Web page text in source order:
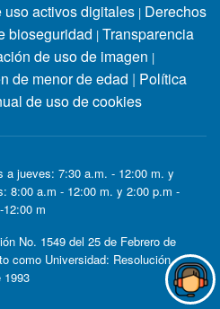
activos digitales | Derechos
bioseguridad | Transparencia
de uso de imagen |
de menor de edad | Política
de uso de cookies
a jueves: 7:30 a.m. - 12:00 m. y
8:00 a.m - 12:00 m. y 2:00 p.m -
m
No. 1549 del 25 de Febrero de
Universidad: Resolución
1993